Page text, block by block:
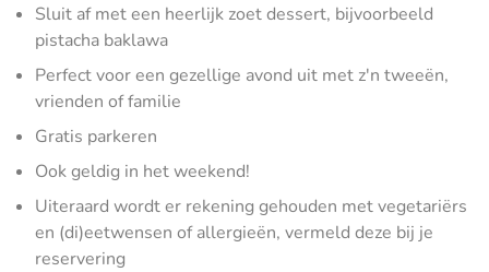
Sluit af met een heerlijk zoet dessert, bijvoorbeeld
pistacha baklawa
Perfect voor een gezellige avond uit met z'n tweeën,
vrienden of familie
Gratis parkeren
Ook geldig in het weekend!
Uiteraard wordt er rekening gehouden met vegetariërs
en (di)eetwensen of allergieën, vermeld deze bij je
reservering